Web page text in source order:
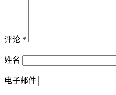
评论 *
姓名
电子邮件